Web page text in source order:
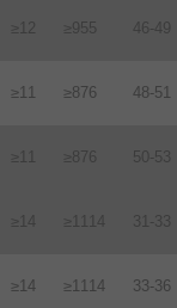
≥12 ≥955 46-49
≥11 ≥876 48-51
≥11 ≥876 50-53
≥14 ≥1114 31-33
≥14 ≥1114 33-36